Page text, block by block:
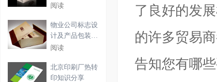
了良好的发
的许多贸易
告知您有哪
须具
阅读
物业公司标志设
计及产品包装盒
设计
阅读
北京印刷厂热转
印知识分享